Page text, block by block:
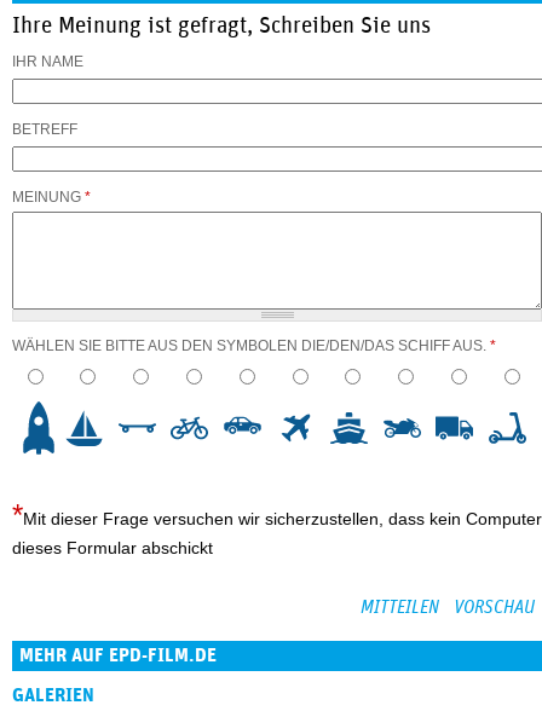
Ihre Meinung ist gefragt, Schreiben Sie uns
IHR NAME
BETREFF
MEINUNG *
WÄHLEN SIE BITTE AUS DEN SYMBOLEN DIE/DEN/DAS SCHIFF AUS. *
Mit dieser Frage versuchen wir sicherzustellen, dass kein Computer
dieses Formular abschickt
MEHR AUF EPD-FILM.DE
GALERIEN